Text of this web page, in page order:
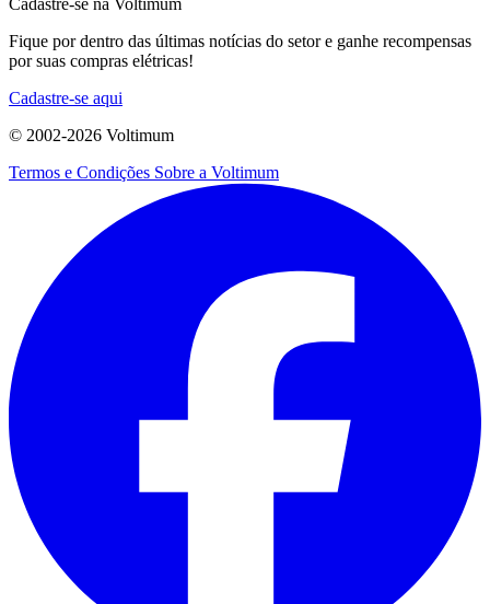
Cadastre-se na Voltimum
Fique por dentro das últimas notícias do setor e ganhe recompensas
por suas compras elétricas!
Cadastre-se aqui
© 2002-2026 Voltimum
Termos e Condições Sobre a Voltimum